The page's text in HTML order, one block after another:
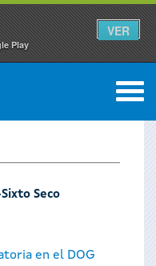
Play
VER
0
Seco
en el DOG